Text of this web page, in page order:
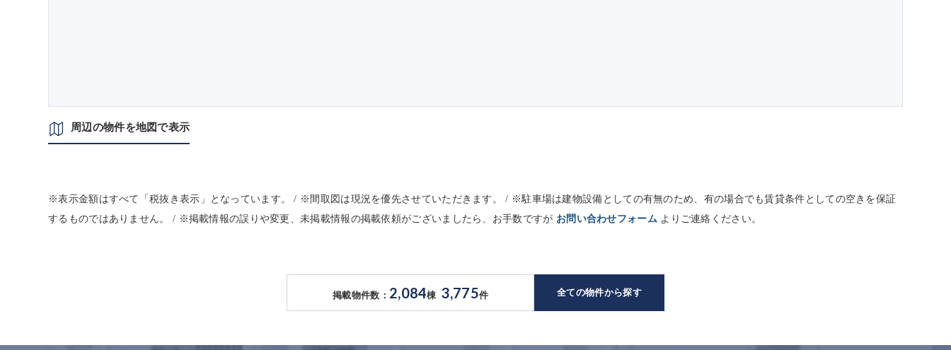
周辺の物件を地図で表示
※表示金額はすべて「税抜き表示」となっています。 / ※間取図は現況を優先させていただきます。 / ※駐車場は建物設備としての有無のため、有の場合でも賃貸条件としての空きを保証
するものではありません。 / ※掲載情報の誤りや変更、未掲載情報の掲載依頼がございましたら、お手数ですが お問い合わせフォーム よりご連絡ください。
掲載物件数： 2,084棟 3,775件 全ての物件から探す